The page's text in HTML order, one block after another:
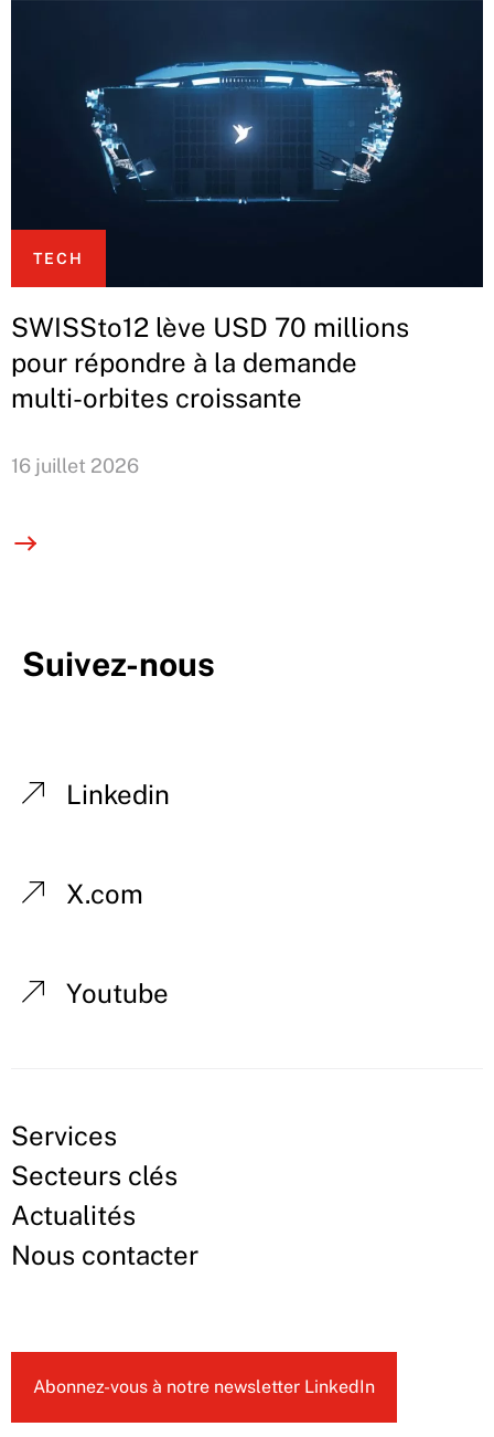
TECH
SWISSto12 lève USD 70 millions
pour répondre à la demande
multi-orbites croissante
16 juillet 2026
Suivez-nous
Linkedin
X.com
Youtube
Services
Secteurs clés
Actualités
Nous contacter
Abonnez-vous à notre newsletter LinkedIn